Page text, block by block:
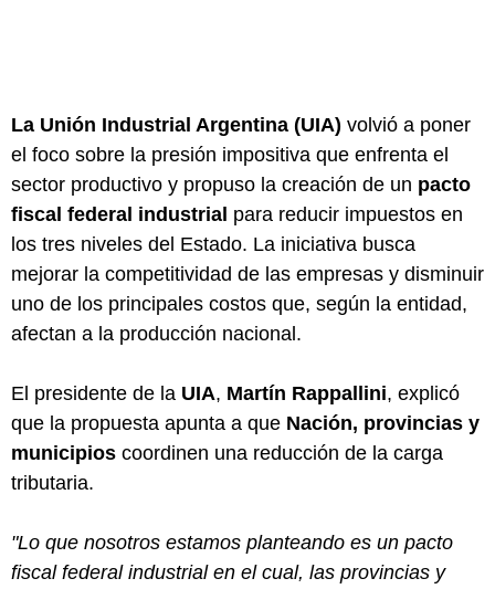
La Unión Industrial Argentina (UIA) volvió a poner
el foco sobre la presión impositiva que enfrenta el
sector productivo y propuso la creación de un pacto
fiscal federal industrial para reducir impuestos en
los tres niveles del Estado. La iniciativa busca
mejorar la competitividad de las empresas y disminuir
uno de los principales costos que, según la entidad,
afectan a la producción nacional.
El presidente de la UIA, Martín Rappallini, explicó
que la propuesta apunta a que Nación, provincias y
municipios coordinen una reducción de la carga
tributaria.
"Lo que nosotros estamos planteando es un pacto
fiscal federal industrial en el cual, las provincias y